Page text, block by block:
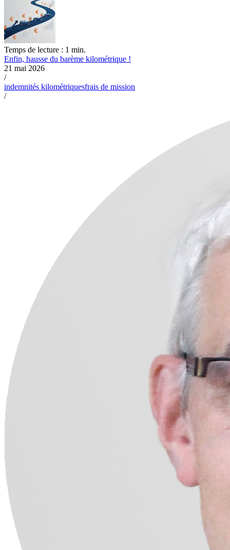
Temps de lecture : 1 min.
Enfin, hausse du barème kilométrique !
21 mai 2026
/
indemnités kilométriquesfrais de mission
/